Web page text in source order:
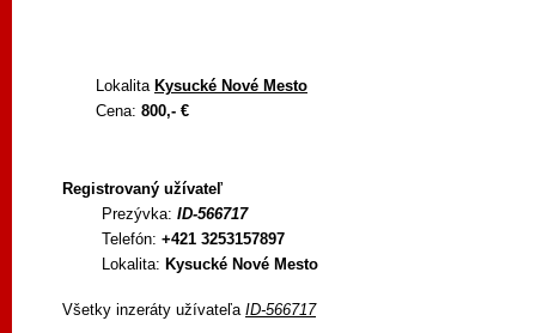
Lokalita Kysucké Nové Mesto
Cena: 800,- €
Registrovaný užívateľ
Prezývka: ID-566717
Telefón: +421 3253157897
Lokalita: Kysucké Nové Mesto
Všetky inzeráty užívateľa ID-566717